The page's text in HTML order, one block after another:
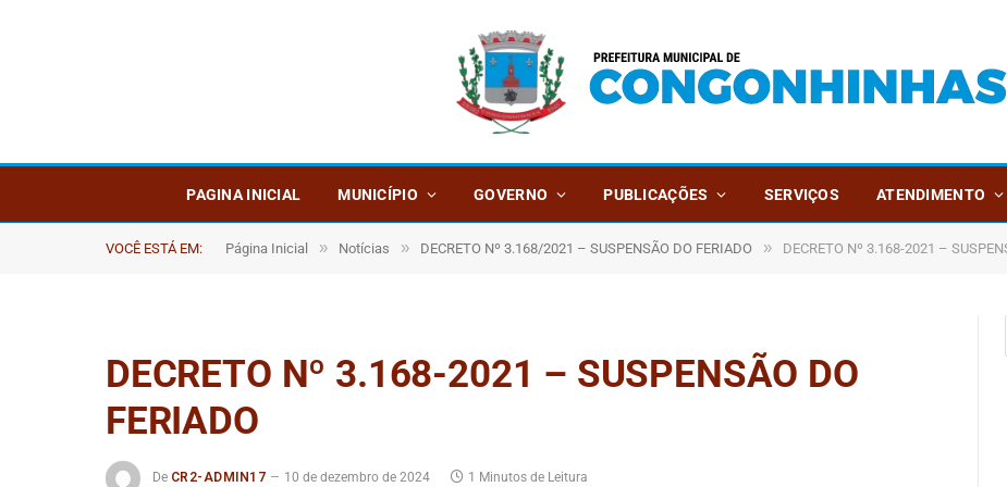
PAGINA INICIAL MUNICÍPIO GOVERNO PUBLICAÇÕES SERVIÇOS ATENDIMENTO
VOCÊ ESTÁ EM: Página Inicial » Notícias » DECRETO Nº 3.168/2021 – SUSPENSÃO DO FERIADO » DECRETO Nº 3.168-2021 –
DECRETO Nº 3.168-2021 – SUSPENSÃO DO
FERIADO
De CR2-ADMIN17 10 de dezembro de 2024 1 Minutos de Leitura